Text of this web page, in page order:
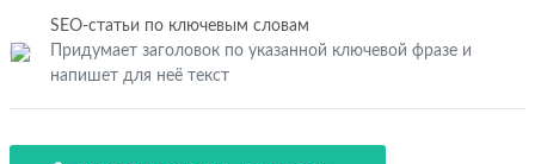
SEO-статьи по ключевым словам
Придумает заголовок по указанной ключевой фразе и
напишет для неё текст